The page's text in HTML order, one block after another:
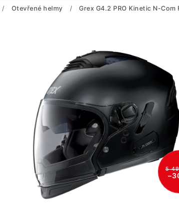
/ Otevřené helmy / Grex G4.2 PRO Kinetic N-Com
5